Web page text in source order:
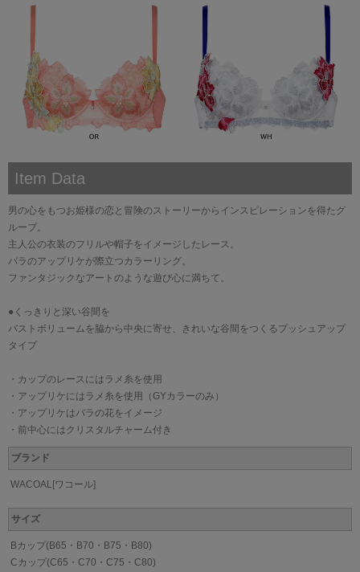
Item Data
男の心をもつお姫様の恋と冒険のストーリーからインスピレーションを得たグ
ループ。
主人公の衣装のフリルや帽子をイメージしたレース。
バラのアップリケが際立つカラーリング。
ファンタジックなアートのような遊び心に満ちて。
●くっきりと深い谷間を
バストボリュームを脇から中央に寄せ、きれいな谷間をつくるプッシュアップ
タイプ
・カップのレースにはラメ糸を使用
・アップリケにはラメ糸を使用（GYカラーのみ）
・アップリケはバラの花をイメージ
・前中心にはクリスタルチャーム付き
ブランド
WACOAL[ワコール]
サイズ
Bカップ(B65・B70・B75・B80)
Cカップ(C65・C70・C75・C80)